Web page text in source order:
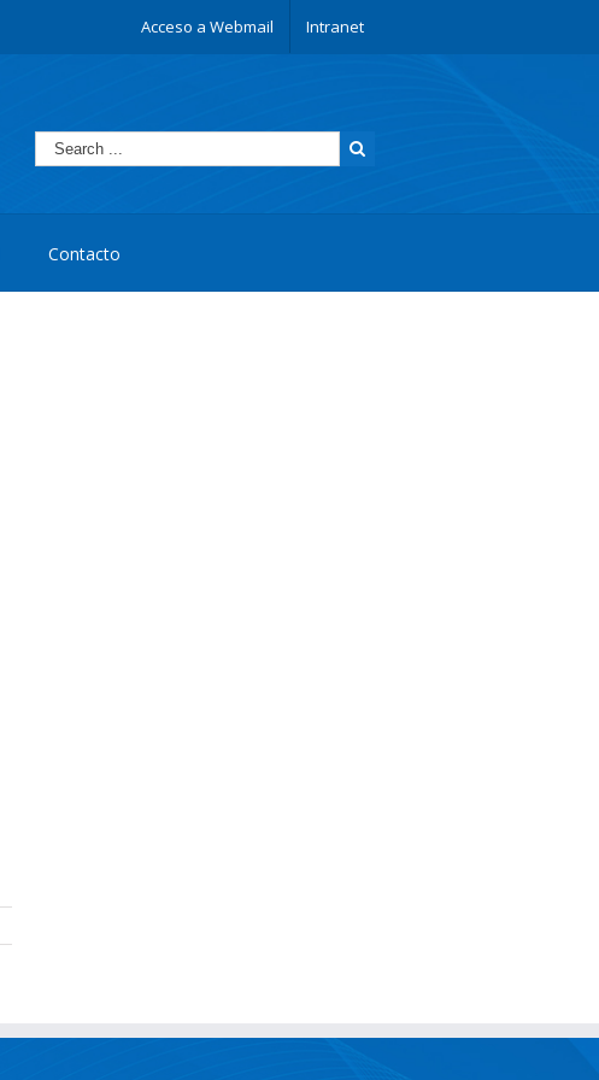
Acceso a Webmail Intranet
Contacto